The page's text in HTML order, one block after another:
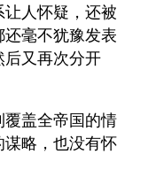
人怀疑，还被
毫不犹豫发表
又再次分开
盖全帝国的情
略，也没有怀